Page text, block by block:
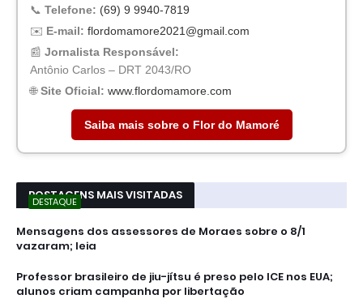
📞 Telefone: (69) 9 9940-7819
✉️ E-mail: flordomamore2021@gmail.com
📰 Jornalista Responsável:
Antônio Carlos – DRT 2043/RO
🌐Site Oficial: www.flordomamore.com
Saiba mais sobre o Flor do Mamoré
POSTAGENS MAIS VISITADAS
DESTAQUE
Mensagens dos assessores de Moraes sobre o 8/1
vazaram; leia
Professor brasileiro de jiu-jítsu é preso pelo ICE nos EUA;
alunos criam campanha por libertação